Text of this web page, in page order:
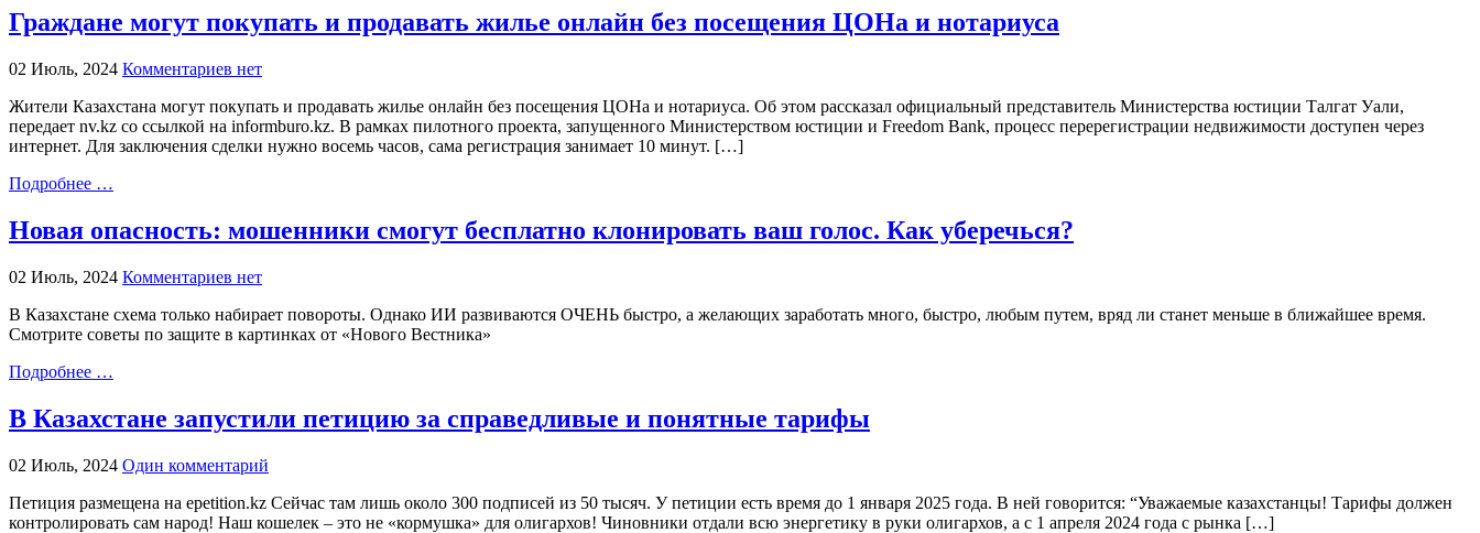
Граждане могут покупать и продавать жилье онлайн без посещения ЦОНа и нотариуса
02 Июль, 2024 Комментариев нет
Жители Казахстана могут покупать и продавать жилье онлайн без посещения ЦОНа и нотариуса. Об этом рассказал официальный представитель Министерства юстиции Талгат Уали,
передает nv.kz со ссылкой на informburo.kz. В рамках пилотного проекта, запущенного Министерством юстиции и Freedom Bank, процесс перерегистрации недвижимости доступен через
интернет. Для заключения сделки нужно восемь часов, сама регистрация занимает 10 минут. […]
Подробнее …
Новая опасность: мошенники смогут бесплатно клонировать ваш голос. Как уберечься?
02 Июль, 2024 Комментариев нет
В Казахстане схема только набирает повороты. Однако ИИ развиваются ОЧЕНЬ быстро, а желающих заработать много, быстро, любым путем, вряд ли станет меньше в ближайшее время.
Смотрите советы по защите в картинках от «Нового Вестника»
Подробнее …
В Казахстане запустили петицию за справедливые и понятные тарифы
02 Июль, 2024 Один комментарий
Петиция размещена на epetition.kz Сейчас там лишь около 300 подписей из 50 тысяч. У петиции есть время до 1 января 2025 года. В ней говорится: “Уважаемые казахстанцы! Тарифы должен
контролировать сам народ! Наш кошелек – это не «кормушка» для олигархов! Чиновники отдали всю энергетику в руки олигархов, а с 1 апреля 2024 года с рынка […]